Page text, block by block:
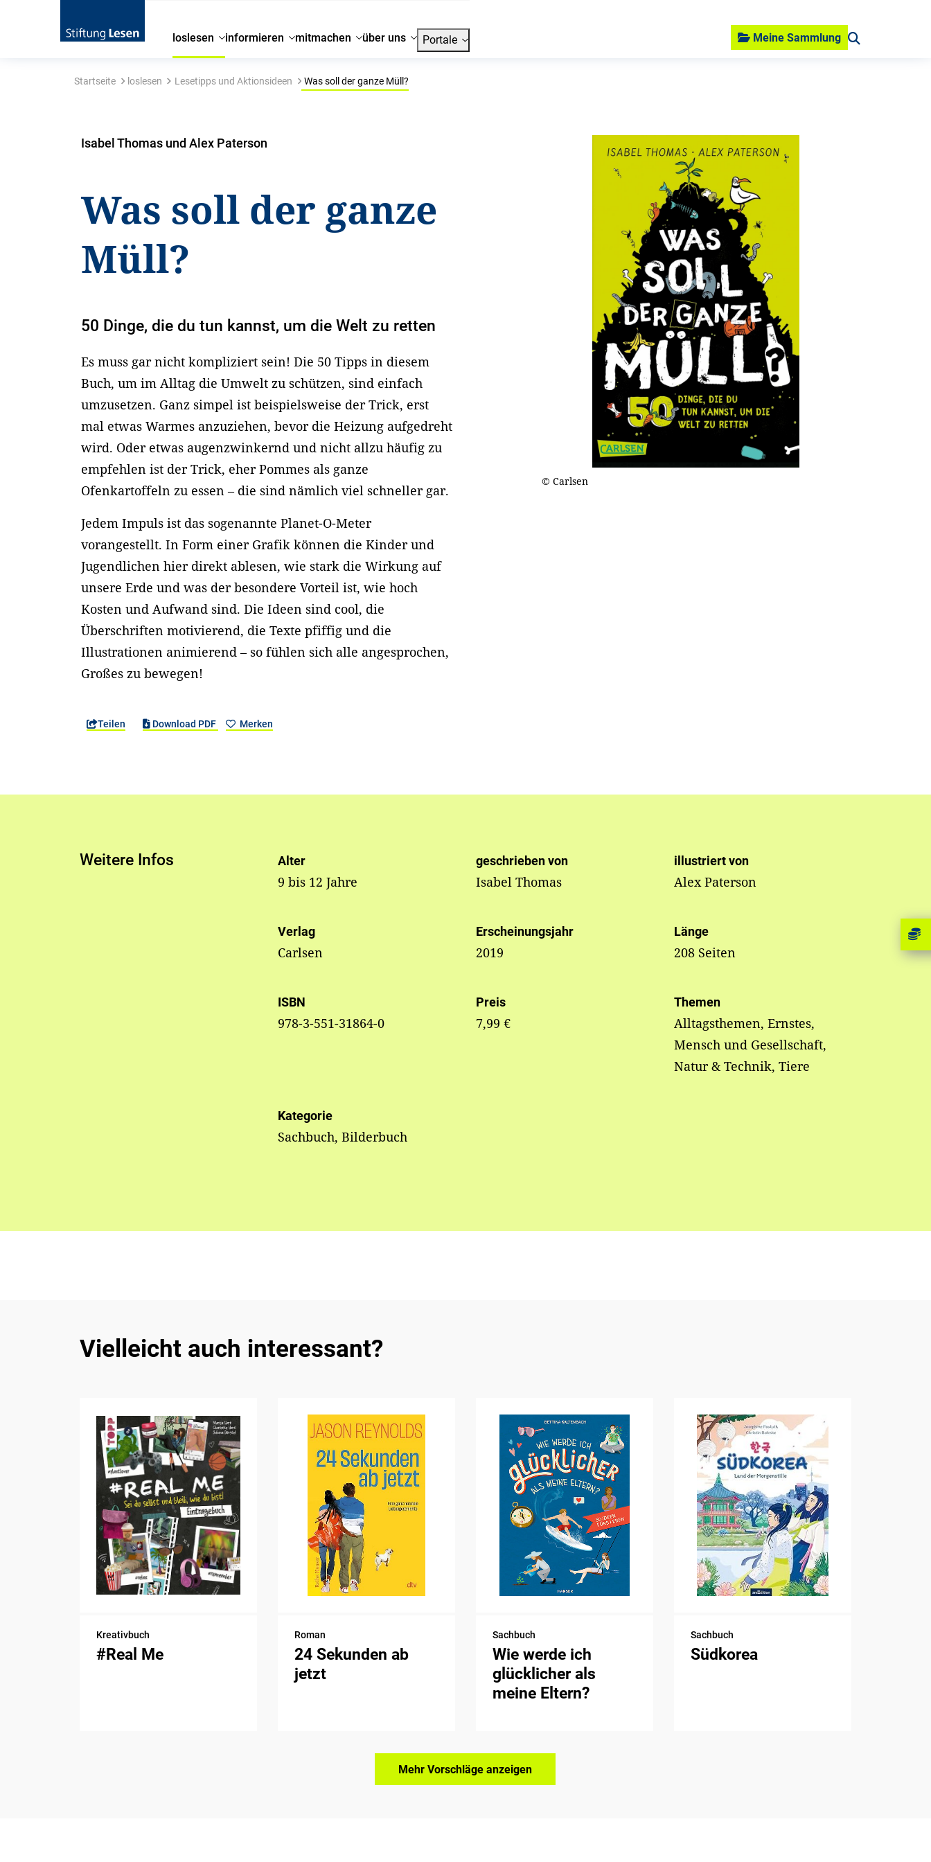
loslesen informieren mitmachen über uns Portale Meine Sammlung
Startseite loslesen Lesetipps und Aktionsideen Was soll der ganze Müll?
Isabel Thomas und Alex Paterson
Was soll der ganze
Müll?
50 Dinge, die du tun kannst, um die Welt zu retten
Es muss gar nicht kompliziert sein! Die 50 Tipps in diesem
Buch, um im Alltag die Umwelt zu schützen, sind einfach
umzusetzen. Ganz simpel ist beispielsweise der Trick, erst
mal etwas Warmes anzuziehen, bevor die Heizung aufgedreht
wird. Oder etwas augenzwinkernd und nicht allzu häufig zu
empfehlen ist der Trick, eher Pommes als ganze
Ofenkartoffeln zu essen – die sind nämlich viel schneller gar.
Jedem Impuls ist das sogenannte Planet-O-Meter
vorangestellt. In Form einer Grafik können die Kinder und
Jugendlichen hier direkt ablesen, wie stark die Wirkung auf
unsere Erde und was der besondere Vorteil ist, wie hoch
Kosten und Aufwand sind. Die Ideen sind cool, die
Überschriften motivierend, die Texte pfiffig und die
Illustrationen animierend – so fühlen sich alle angesprochen,
Großes zu bewegen!
Teilen Download PDF Merken
© Carlsen
Weitere Infos Alter
9 bis 12 Jahre
geschrieben von
Isabel Thomas
illustriert von
Alex Paterson
Verlag
Carlsen
Erscheinungsjahr
2019
Länge
208 Seiten
ISBN
978-3-551-31864-0
Preis
7,99 €
Themen
Alltagsthemen, Ernstes,
Mensch und Gesellschaft,
Natur & Technik, Tiere
Kategorie
Sachbuch, Bilderbuch
Vielleicht auch interessant?
Kreativbuch
#Real Me
Roman
24 Sekunden ab
jetzt
Sachbuch
Wie werde ich
glücklicher als
meine Eltern?
Sachbuch
Südkorea
Mehr Vorschläge anzeigen